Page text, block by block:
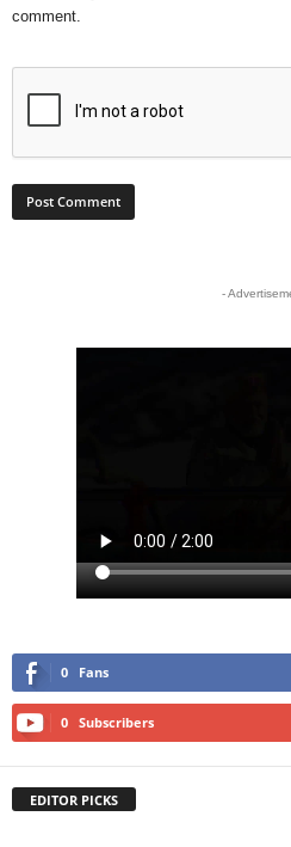
comment.
-
0 Fans
0 Subscribers
EDITOR PICKS